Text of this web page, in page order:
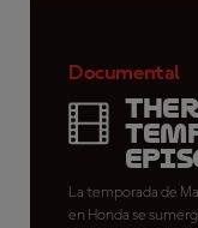
Documental
La temporada de
en Honda se